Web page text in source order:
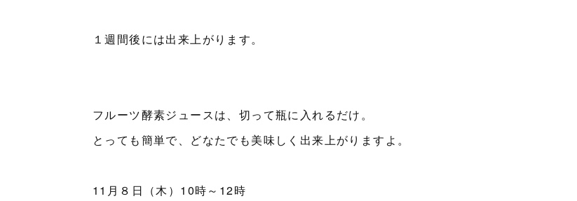
１週間後には出来上がります。
フルーツ酵素ジュースは、切って瓶に入れるだけ。
とっても簡単で、どなたでも美味しく出来上がりますよ。
11月８日（木）10時～12時